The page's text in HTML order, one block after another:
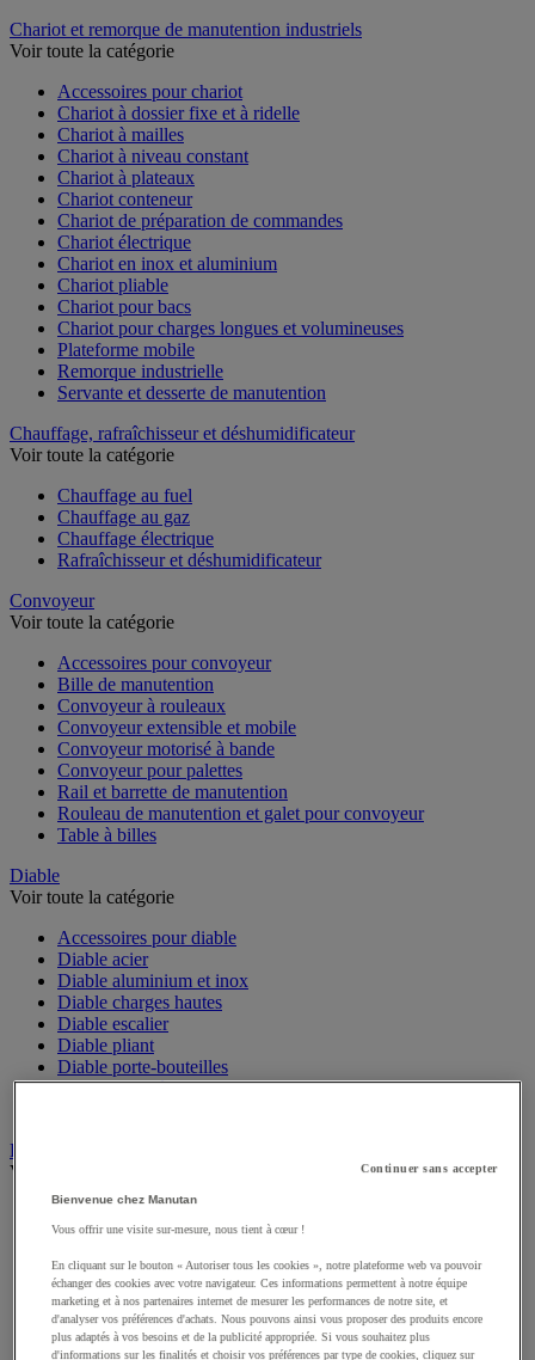
Chariot et remorque de manutention industriels
Voir toute la catégorie
Accessoires pour chariot
Chariot à dossier fixe et à ridelle
Chariot à mailles
Chariot à niveau constant
Chariot à plateaux
Chariot conteneur
Chariot de préparation de commandes
Chariot électrique
Chariot en inox et aluminium
Chariot pliable
Chariot pour bacs
Chariot pour charges longues et volumineuses
Plateforme mobile
Remorque industrielle
Servante et desserte de manutention
Chauffage, rafraîchisseur et déshumidificateur
Voir toute la catégorie
Chauffage au fuel
Chauffage au gaz
Chauffage électrique
Rafraîchisseur et déshumidificateur
Convoyeur
Voir toute la catégorie
Accessoires pour convoyeur
Bille de manutention
Convoyeur à rouleaux
Convoyeur extensible et mobile
Convoyeur motorisé à bande
Convoyeur pour palettes
Rail et barrette de manutention
Rouleau de manutention et galet pour convoyeur
Table à billes
Diable
Voir toute la catégorie
Accessoires pour diable
Diable acier
Diable aluminium et inox
Diable charges hautes
Diable escalier
Diable pliant
Diable porte-bouteilles
Diable pour fûts
Élingue et accessoires de levage
Voir toute la catégorie
Câble
Crochet
Drisse et cordage
Élingues acier et textile
Maillon et maille
Continuer sans accepter
Bienvenue chez Manutan
Vous offrir une visite sur-mesure, nous tient à cœur !
En cliquant sur le bouton « Autoriser tous les cookies », notre plateforme web va pouvoir
échanger des cookies avec votre navigateur. Ces informations permettent à notre équipe
marketing et à nos partenaires internet de mesurer les performances de notre site, et
d'analyser vos préférences d'achats. Nous pouvons ainsi vous proposer des produits encore
plus adaptés à vos besoins et de la publicité appropriée. Si vous souhaitez plus
d'informations sur les finalités et choisir vos préférences par type de cookies, cliquez sur